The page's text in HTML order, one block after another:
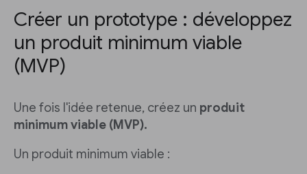
Créer un prototype : développez
un produit minimum viable
(MVP)
Une fois l'idée retenue, créez un produit
minimum viable (MVP).
Un produit minimum viable :